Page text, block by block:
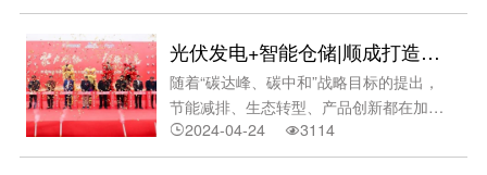
榜单中，广东森尼建陶家居有限公司旗下
强大的综合实力跻身前列。·广东高价值商
标品牌发展论坛暨成果发布会现场据介
绍，本次活动由广东商标协会和广州商标
审查协作中心共同举办，以推进省内商标
品牌建设，大力培育具有国际影响力的知
光伏发电+智能仓储|顺成打造高质量发展新引擎
随着“碳达峰、碳中和”战略目标的提出，
节能减排、生态转型、产品创新都在加紧
布局，而这也对企业提出了更高的发展要
求。陶瓷行业作为中国制造业的用能大
2024-04-24 3114